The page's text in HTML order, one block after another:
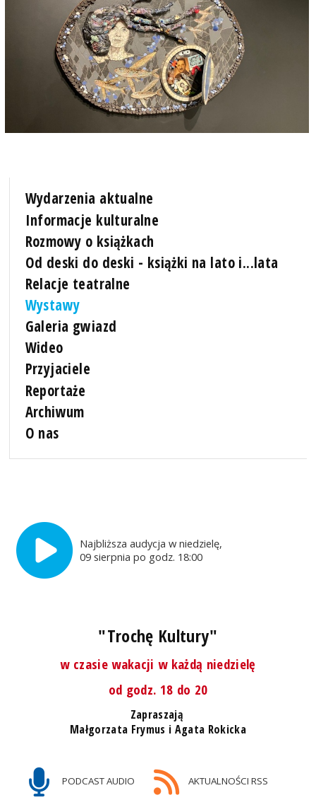
Wydarzenia aktualne
Informacje kulturalne
Rozmowy o książkach
Od deski do deski - książki na lato i...lata
Relacje teatralne
Wystawy
Galeria gwiazd
Wideo
Przyjaciele
Reportaże
Archiwum
O nas
Najbliższa audycja w niedzielę,
09 sierpnia po godz. 18:00
"Trochę Kultury"
w czasie wakacji w każdą niedzielę
od godz. 18 do 20
Zapraszają
Małgorzata Frymus i Agata Rokicka
PODCAST AUDIO AKTUALNOŚCI RSS